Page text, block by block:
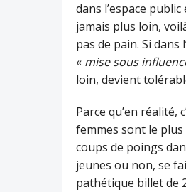
dans l’espace
jamais plus loin,
pas de pain. Si dans
« mise sous infl
loin, devient
Parce qu’en réalité,
femmes sont le
coups de poings
jeunes ou non, se
pathétique billet de